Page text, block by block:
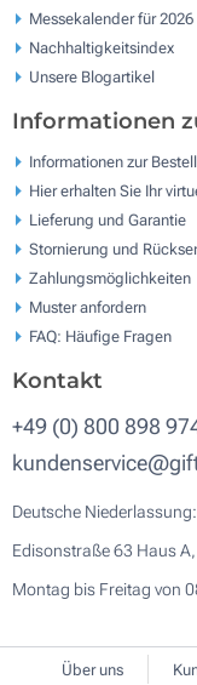
Messekalender für 2026
Nachhaltigkeitsindex
Unsere Blogartikel
Informationen
Informationen zur
Hier erhalten Sie Ihr
Lieferung und Garantie
Stornierung und
Zahlungsmöglichkeiten
Muster anfordern
FAQ: Häufige Fragen
Kontakt
+49 (0) 800 898
Deutsche Niederlassung:
Edisonstraße 63 Haus
Montag bis Freitag von
Über uns